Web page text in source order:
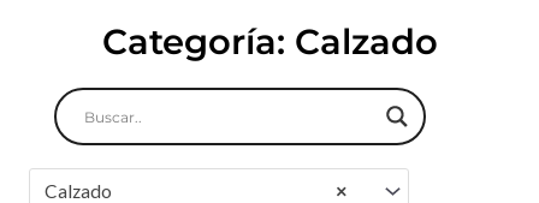
Categoría: Calzado
×
Calzado